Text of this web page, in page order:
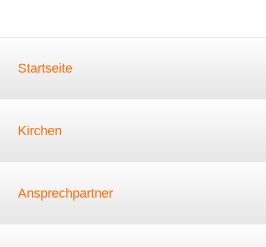
Startseite
Kirchen
Ansprechpartner